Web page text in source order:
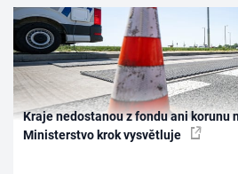
Kraje nedostanou z fondu ani korunu
Ministerstvo krok vysvětluje